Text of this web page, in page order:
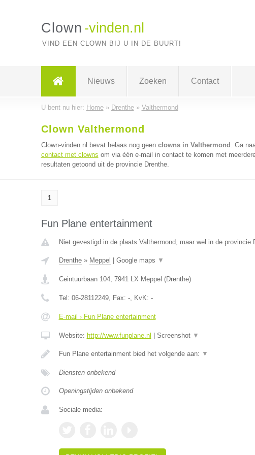
Clown -vinden.nl
VIND EEN CLOWN BIJ U IN DE BUURT!
Nieuws Zoeken Contact
U bent nu hier: Home» Drenthe» Valthermond
Clown Valthermond
Clown-vinden.nl bevat helaas nog geen clowns in Valthermond . Ga
contact met clowns om via één e-mail in contact te komen met
resultaten getoond uit de provincie Drenthe.
1
Fun Plane entertainment
Niet gevestigd in de plaats Valthermond, maar wel in de provincie
Drenthe» Meppel Google maps ▼
Ceintuurbaan 104, 7941 LX Meppel (Drenthe)
Tel: 06-28112249, Fax: -, KvK: -
E-mail › Fun Plane entertainment
Website: http://www.funplane.nl Screenshot ▼
Fun Plane entertainment bied het volgende aan: ▼
Diensten onbekend
Openingstijden onbekend
Sociale media: